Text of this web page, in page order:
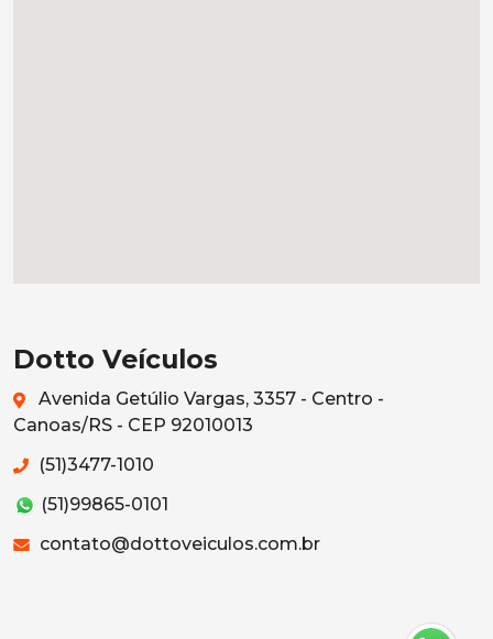
Dotto Veículos
Avenida Getúlio Vargas, 3357 - Centro -
Canoas/RS - CEP 92010013
(51)3477-1010
(51)99865-0101
contato@dottoveiculos.com.br